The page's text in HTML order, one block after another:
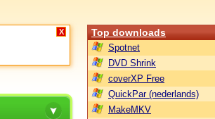
X Top downloads
Spotnet
DVD Shrink
coverXP Free
QuickPar (nederlands)
MakeMKV